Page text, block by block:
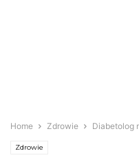
Home Zdrowie Diabetolog
Zdrowie